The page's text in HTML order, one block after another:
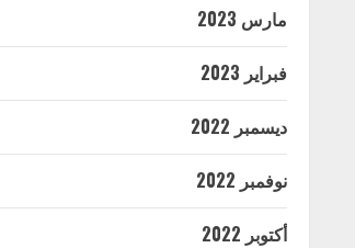
مارس 2023
فبراير 2023
ديسمبر 2022
نوفمبر 2022
أكتوبر 2022